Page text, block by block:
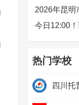
热门学校
四川托